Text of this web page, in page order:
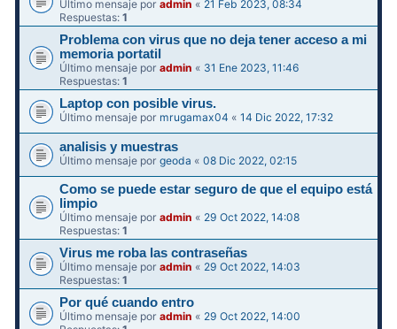
Último mensaje poradmin « 21 Feb 2023, 08:34
Respuestas:1
Problema con virus que no deja tener acceso a mi
memoria portatil
Último mensaje poradmin « 31 Ene 2023, 11:46
Respuestas:1
Laptop con posible virus.
Último mensaje por mrugamax04 «14 Dic 2022, 17:32
analisis y muestras
Último mensaje porgeoda «08 Dic 2022, 02:15
Como se puede estar seguro de que el equipo está
limpio
Último mensaje poradmin « 29 Oct 2022, 14:08
Respuestas:1
Virus me roba las contraseñas
Último mensaje poradmin « 29 Oct 2022, 14:03
Respuestas:1
Por qué cuando entro
Último mensaje poradmin « 29 Oct 2022, 14:00